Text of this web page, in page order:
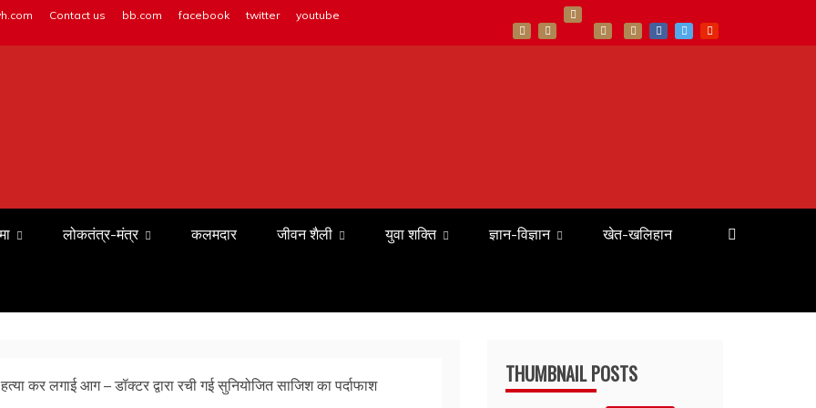
Contact us bb.com facebook twitter youtube
लोकतंत्र-मंत्र कलमदार जीवन शैली युवा शक्ति ज्ञान-विज्ञान खेत-खलिहान
कर लगाई आग – डॉक्टर द्वारा रची गई सुनियोजित साजिश का पर्दाफाश THUMBNAIL POSTS